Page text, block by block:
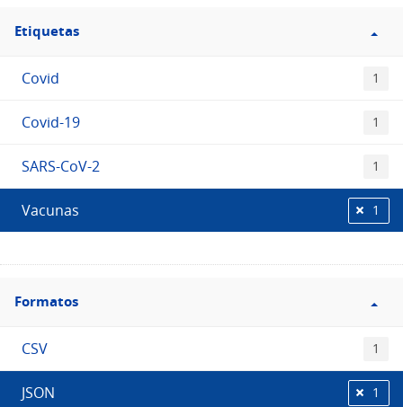
Filtro
Etiquetas
Etiquetas
Covid 1
Covid-19 1
SARS-CoV-2 1
Vacunas 1
Filtro
Formatos
Formatos
CSV 1
JSON 1